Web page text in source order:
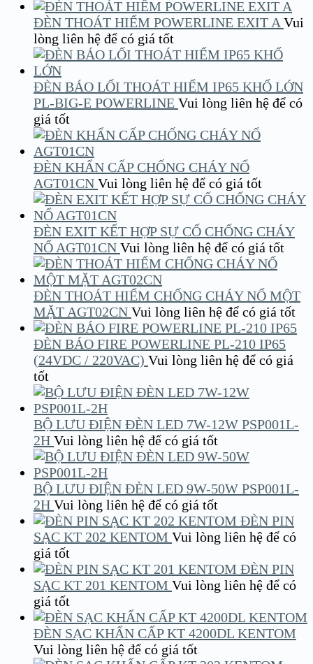
ĐÈN THOÁT HIỂM POWERLINE EXIT A Vui
lòng liên hệ để có giá tốt
ĐÈN BÁO LỐI THOÁT HIỂM IP65 KHỔ LỚN
PL-BIG-E POWERLINE Vui lòng liên hệ để có
giá tốt
ĐÈN KHẨN CẤP CHỐNG CHÁY NỔ
AGT01CN Vui lòng liên hệ để có giá tốt
ĐÈN EXIT KẾT HỢP SỰ CỐ CHỐNG CHÁY
NỔ AGT01CN Vui lòng liên hệ để có giá tốt
ĐÈN THOÁT HIỂM CHỐNG CHÁY NỔ MỘT
MẶT AGT02CN Vui lòng liên hệ để có giá tốt
ĐÈN BÁO FIRE POWERLINE PL-210 IP65
(24VDC / 220VAC) Vui lòng liên hệ để có giá
tốt
BỘ LƯU ĐIỆN ĐÈN LED 7W-12W PSP001L-
2H Vui lòng liên hệ để có giá tốt
BỘ LƯU ĐIỆN ĐÈN LED 9W-50W PSP001L-
2H Vui lòng liên hệ để có giá tốt
ĐÈN PIN
SẠC KT 202 KENTOM Vui lòng liên hệ để có
giá tốt
ĐÈN PIN
SẠC KT 201 KENTOM Vui lòng liên hệ để có
giá tốt
ĐÈN SẠC KHẨN CẤP KT 4200DL KENTOM
Vui lòng liên hệ để có giá tốt